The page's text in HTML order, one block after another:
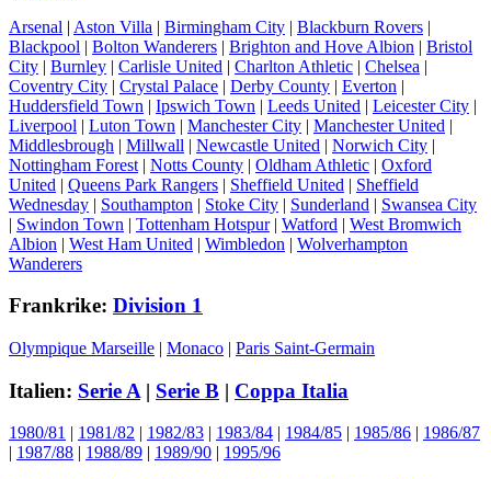
Arsenal | Aston Villa | Birmingham City | Blackburn Rovers |
Blackpool | Bolton Wanderers | Brighton and Hove Albion | Bristol
City | Burnley | Carlisle United | Charlton Athletic | Chelsea |
Coventry City | Crystal Palace | Derby County | Everton |
Huddersfield Town | Ipswich Town | Leeds United | Leicester City |
Liverpool | Luton Town | Manchester City | Manchester United |
Middlesbrough | Millwall | Newcastle United | Norwich City |
Nottingham Forest | Notts County | Oldham Athletic | Oxford
United | Queens Park Rangers | Sheffield United | Sheffield
Wednesday | Southampton | Stoke City | Sunderland | Swansea City
| Swindon Town | Tottenham Hotspur| Watford | West Bromwich
Albion | West Ham United | Wimbledon | Wolverhampton
Wanderers
Frankrike: Division 1
Olympique Marseille | Monaco | Paris Saint-Germain
Italien: Serie A | Serie B | Coppa Italia
1980/81 | 1981/82 | 1982/83 | 1983/84 | 1984/85 | 1985/86 | 1986/87
| 1987/88 | 1988/89 | 1989/90 | 1995/96